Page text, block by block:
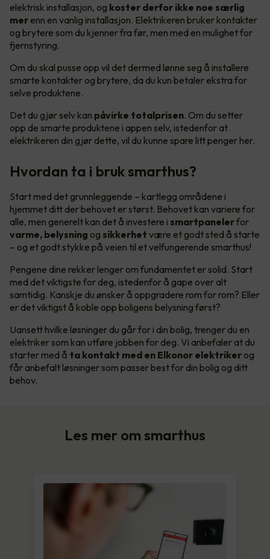
elektrisk installasjon, og koster derfor ikke noe særlig
mer enn en vanlig installasjon. Elektrikeren bruker kontakter
og brytere som du kjenner fra før, men med en mulighet for
fjernstyring.
Om du skal pusse opp vil det dermed lønne seg å installere
smarte kontakter og brytere, da du kun betaler ekstra for
selve produktene.
Det du gjør selv kan påvirke totalprisen. Om du setter
opp de smarte produktene i appen selv, istedenfor at
elektrikeren din gjør dette, vil du kunne spare litt penger her.
Hvordan ta i bruk smarthus?
Start med det grunnleggende – kartlegg områdene i
hjemmet ditt der behovet er størst. Behovet kan variere for
alle, men generelt kan det å investere i smartpanelerfor
varme, belysning og sikkerhet være et godt sted å starte
– og et godt stykke på veien til et velfungerende smarthus!
Pengene dine rekker lenger om fundamentet er solid. Start
med det viktigste for deg, istedenfor å gape over alt
samtidig. Kanskje du ønsker å oppgradere rom for rom? Eller
er det viktigst å koble opp boligens belysning først?
Uansett hvilke løsninger du går for i din bolig, trenger du en
elektriker som kan utføre jobben for deg. Vi anbefaler at du
starter med å ta kontakt med en Elkonor elektriker og
får anbefalt løsninger som passer best for din bolig og ditt
behov.
Les mer om smarthus